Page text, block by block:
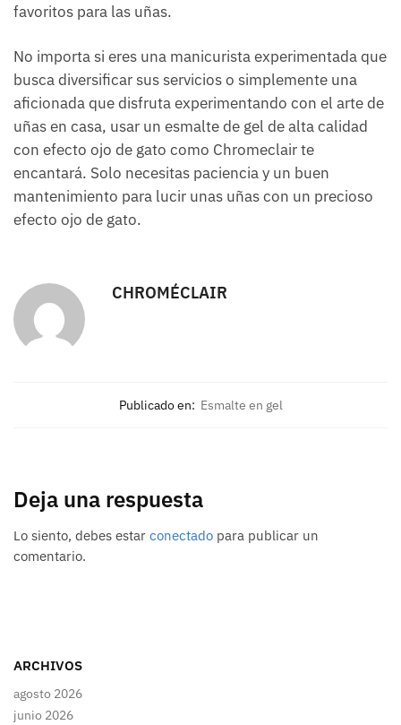
favoritos para las uñas.
No importa si eres una manicurista experimentada que
busca diversificar sus servicios o simplemente una
aficionada que disfruta experimentando con el arte de
uñas en casa, usar un esmalte de gel de alta calidad
con efecto ojo de gato como Chromeclair te
encantará. Solo necesitas paciencia y un buen
mantenimiento para lucir unas uñas con un precioso
efecto ojo de gato.
CHROMÉCLAIR
Publicado en: Esmalte en gel
Deja una respuesta
Lo siento, debes estar conectado para publicar un
comentario.
ARCHIVOS
agosto 2026
junio 2026